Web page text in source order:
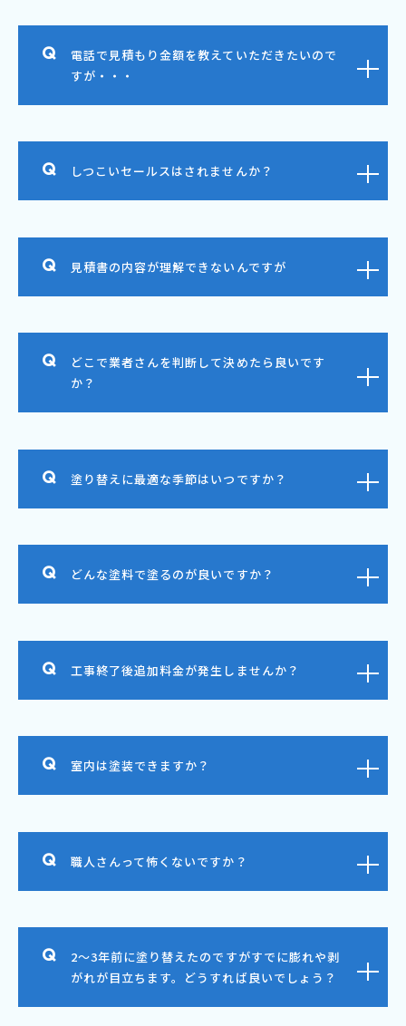
電話で見積もり金額を教えていただきたいので
すが・・・
しつこいセールスはされませんか？
見積書の内容が理解できないんですが
どこで業者さんを判断して決めたら良いです
か？
塗り替えに最適な季節はいつですか？
どんな塗料で塗るのが良いですか？
工事終了後追加料金が発生しませんか？
室内は塗装できますか？
職人さんって怖くないですか？
2～3年前に塗り替えたのですがすでに膨れや剥
がれが目立ちます。どうすれば良いでしょう？